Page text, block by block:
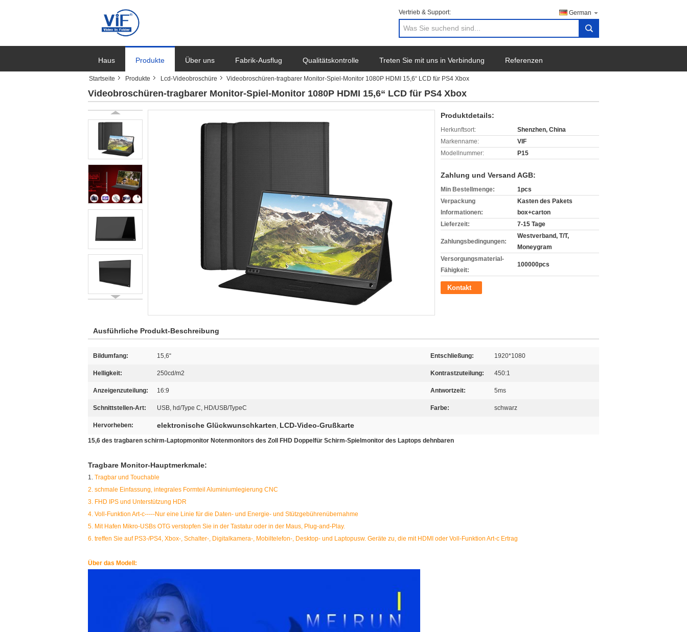
Vertrieb & Support: German
search
Haus Produkte Über uns Fabrik-Ausflug Qualitätskontrolle Treten Sie mit uns in Verbindung Referenzen
Startseite Produkte Lcd-Videobroschüre Videobroschüren-tragbarer Monitor-Spiel-Monitor 1080P HDMI 15,6“ LCD für PS4 Xbox
Videobroschüren-tragbarer Monitor-Spiel-Monitor 1080P HDMI 15,6“ LCD für PS4 Xbox
Produktdetails:
Herkunftsort:
Shenzhen, China
Markenname:
VIF
Modellnummer:
P15
Zahlung und Versand AGB:
Min Bestellmenge:
1pcs
Verpackung
Informationen:
Kasten des Pakets
box+carton
Lieferzeit:
7-15 Tage
Zahlungsbedingungen:
Westverband, T/T,
Moneygram
Versorgungsmaterial-
Fähigkeit:
100000pcs
Kontakt
Ausführliche Produkt-Beschreibung
Bildumfang: 15,6“ Entschließung: 1920*1080
Helligkeit: 250cd/m2 Kontrastzuteilung: 450:1
Anzeigenzuteilung: 16:9 Antwortzeit: 5ms
Schnittstellen-Art: USB, hd/Type C, HD/USB/TypeC Farbe: schwarz
Hervorheben: elektronische Glückwunschkarten, LCD-Video-Grußkarte
15,6 des tragbaren schirm-Laptopmonitor Notenmonitors des Zoll FHD Doppelfür Schirm-Spielmonitor des Laptops dehnbaren
Tragbare Monitor-Hauptmerkmale:
1. Tragbar und Touchable
2. schmale Einfassung, integrales Formteil Aluminiumlegierung CNC
3. FHD IPS und Unterstützung HDR
4. Voll-Funktion Art-c-----Nur eine Linie für die Daten- und Energie- und Stützgebührenübernahme
5. Mit Hafen Mikro-USBs OTG verstopfen Sie in der Tastatur oder in der Maus, Plug-and-Play.
6. treffen Sie auf PS3-/PS4, Xbox-, Schalter-, Digitalkamera-, Mobiltelefon-, Desktop- und Laptopusw. Geräte zu, die mit HDMI oder Voll-Funktion Art-c Ertrag
Über das Modell: